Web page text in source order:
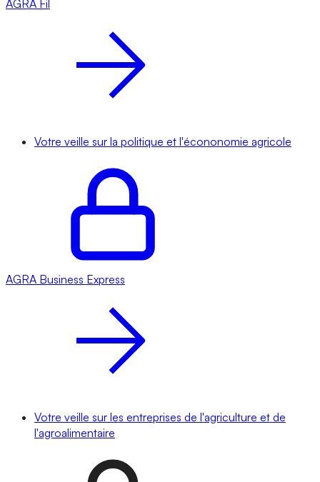
AGRA Fil
Votre veille sur la politique et l'écononomie agricole
AGRA Business Express
Votre veille sur les entreprises de l'agriculture et de
l'agroalimentaire